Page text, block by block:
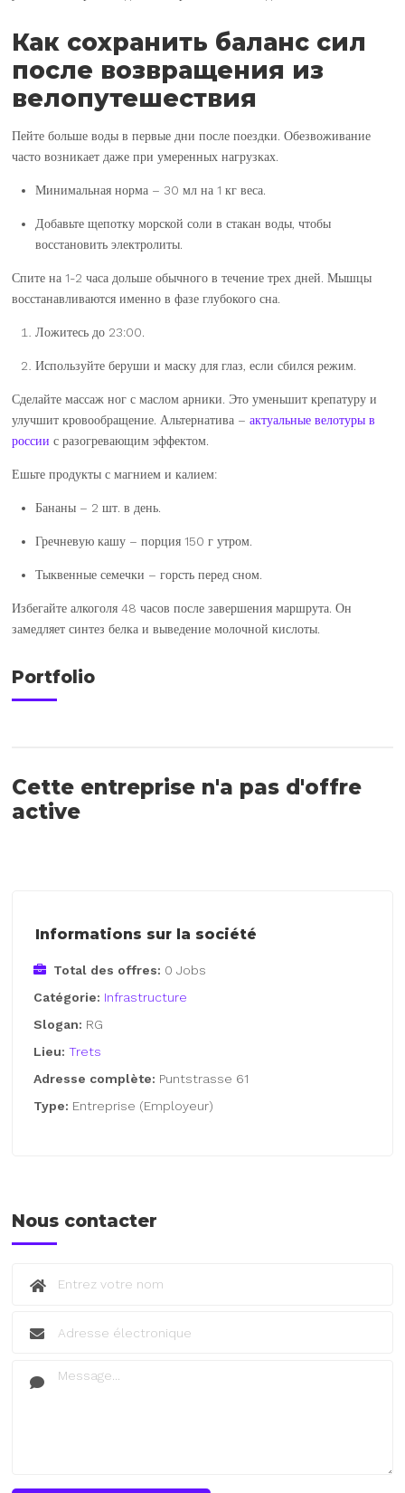
Как сохранить баланс сил
после возвращения из
велопутешествия
Пейте больше воды в первые дни после поездки. Обезвоживание
часто возникает даже при умеренных нагрузках.
Минимальная норма – 30 мл на 1 кг веса.
Добавьте щепотку морской соли в стакан воды, чтобы
восстановить электролиты.
Спите на 1-2 часа дольше обычного в течение трех дней. Мышцы
восстанавливаются именно в фазе глубокого сна.
Ложитесь до 23:00.
Используйте беруши и маску для глаз, если сбился режим.
Сделайте массаж ног с маслом арники. Это уменьшит крепатуру и
улучшит кровообращение. Альтернатива –актуальные велотуры в
россии с разогревающим эффектом.
Ешьте продукты с магнием и калием:
Бананы – 2 шт. в день.
Гречневую кашу – порция 150 г утром.
Тыквенные семечки – горсть перед сном.
Избегайте алкоголя 48 часов после завершения маршрута. Он
замедляет синтез белка и выведение молочной кислоты.
Portfolio
Cette entreprise n'a pas d'offre
active
Informations sur la société
Total des offres: 0 Jobs
Catégorie: Infrastructure
Slogan: RG
Lieu:Trets
Adresse complète: Puntstrasse 61
Type: Entreprise (Employeur)
Nous contacter